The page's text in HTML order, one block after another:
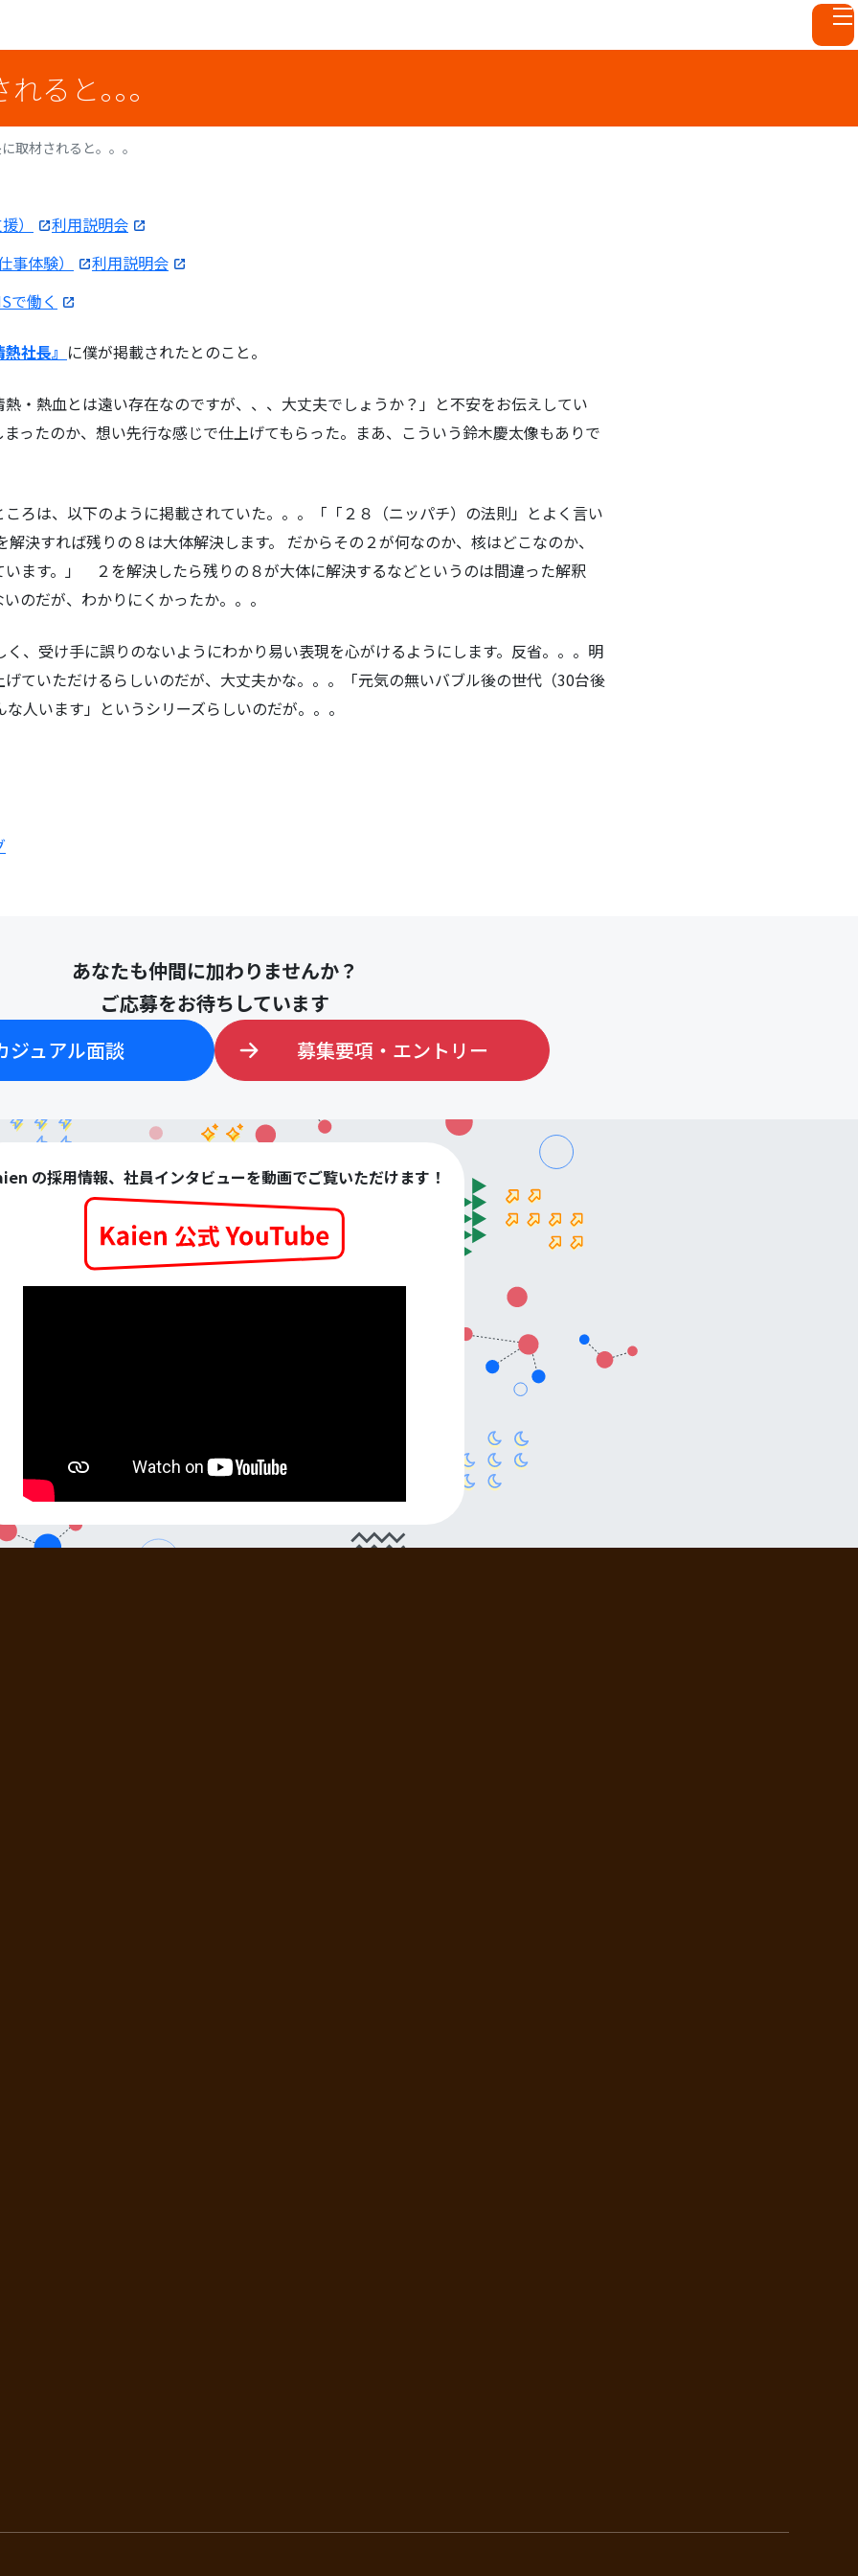
と。。。
取材されると。。。
）
利用説明会
事体験）
利用説明会
で働く
社長』 に僕が掲載されたとのこと。
・熱血とは遠い存在なのですが、、、大丈夫でしょうか？」と不安をお伝えしてい
ったのか、想い先行な感じで仕上げてもらった。まあ、こういう鈴木慶太像もありで
ろは、以下のように掲載されていた。。。「「２８（ニッパチ）の法則」とよく言い
決すれば残りの８は大体解決します。 だからその２が何なのか、核はどこなのか、
ます。」 ２を解決したら残りの８が大体に解決するなどというのは間違った解釈
のだが、わかりにくかったか。。。
、受け手に誤りのないようにわかり易い表現を心がけるようにします。反省。。。明
ていただけるらしいのだが、大丈夫かな。。。「元気の無いバブル後の世代（30台後
人います」というシリーズらしいのだが。。。
あなたも仲間に加わりませんか？
ご応募をお待ちしています
ジュアル面談
募集要項・エントリー
の採用情報、社員インタビューを動画でご覧いただけます！